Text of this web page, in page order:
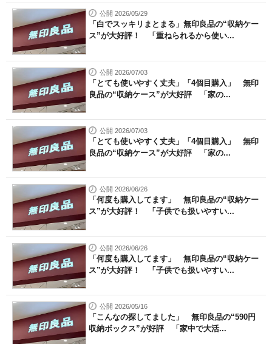
公開 2026/05/29
「白でスッキリまとまる」無印良品の“収納ケー
ス”が大好評！ 「重ねられるから使い...
公開 2026/07/03
「とても使いやすく丈夫」「4個目購入」 無印
良品の“収納ケース”が大好評 「家の...
公開 2026/07/03
「とても使いやすく丈夫」「4個目購入」 無印
良品の“収納ケース”が大好評 「家の...
公開 2026/06/26
「何度も購入してます」 無印良品の“収納ケー
ス”が大好評！ 「子供でも扱いやすい...
公開 2026/06/26
「何度も購入してます」 無印良品の“収納ケー
ス”が大好評！ 「子供でも扱いやすい...
公開 2026/05/16
「こんなの探してました」 無印良品の“590円
収納ボックス”が好評 「家中で大活...